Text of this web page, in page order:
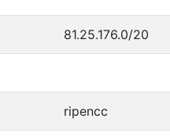
81.25.176.0/20
ripencc